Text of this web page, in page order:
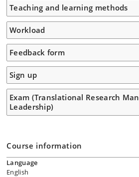
Teaching and learning methods
Workload
Feedback form
Sign up
Exam (Translational Research
Leadership)
Course information
Language
English